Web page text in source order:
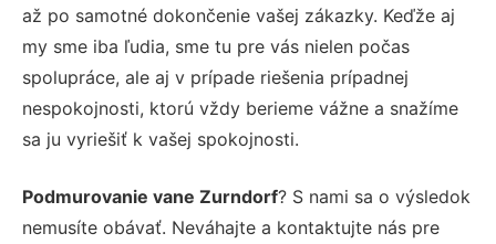
až po samotné dokončenie vašej zákazky. Keďže aj
my sme iba ľudia, sme tu pre vás nielen počas
spolupráce, ale aj v prípade riešenia prípadnej
nespokojnosti, ktorú vždy berieme vážne a snažíme
sa ju vyriešiť k vašej spokojnosti.
Podmurovanie vane Zurndorf? S nami sa o výsledok
nemusíte obávať. Neváhajte a kontaktujte nás pre